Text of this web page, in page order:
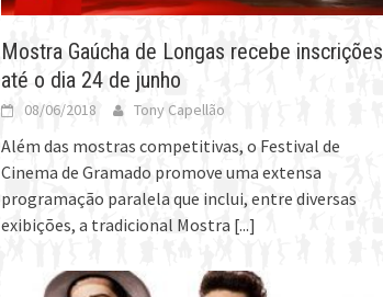
Mostra Gaúcha de Longas recebe inscrições
até o dia 24 de junho
08/06/2018 Tony Capellão
Além das mostras competitivas, o Festival de
Cinema de Gramado promove uma extensa
programação paralela que inclui, entre diversas
exibições, a tradicional Mostra [...]